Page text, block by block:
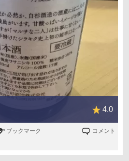
4.0
ブックマーク コメント